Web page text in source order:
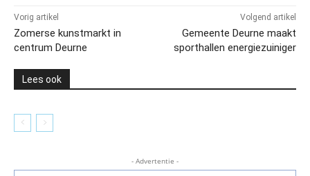
Vorig artikel
Zomerse kunstmarkt in
centrum Deurne
Volgend artikel
Gemeente Deurne maakt
sporthallen energiezuiniger
Lees ook
- Advertentie -